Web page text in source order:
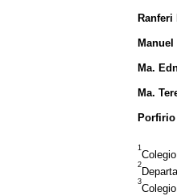
Ranferi
Ma.
Ma.
1
2
3